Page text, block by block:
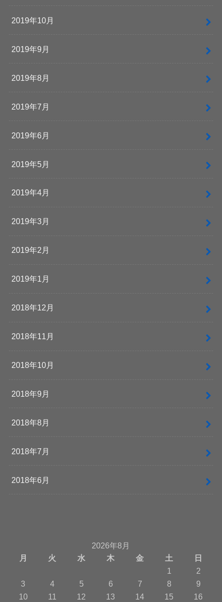
2019年10月
2019年9月
2019年8月
2019年7月
2019年6月
2019年5月
2019年4月
2019年3月
2019年2月
2019年1月
2018年12月
2018年11月
2018年10月
2018年9月
2018年8月
2018年7月
2018年6月
2026年8月
月
火 水 木 金 土
日
1
2
3
4 5 6 7 8
9
10
11 12 13 14 15 16